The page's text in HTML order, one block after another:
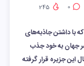
0
با داشتن جاذبه‌های
جهان به خود جذب
جزیره قرار گرفته